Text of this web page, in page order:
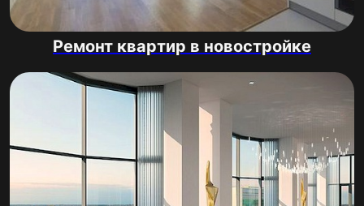
Ремонт квартир в новостройке